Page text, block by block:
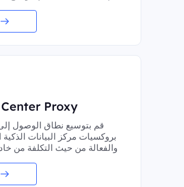
Proxy
قم بتوسيع نطاق الوصول إلى
بروكسيات مركز البيانات
والفعالة من حيث التكلفة من